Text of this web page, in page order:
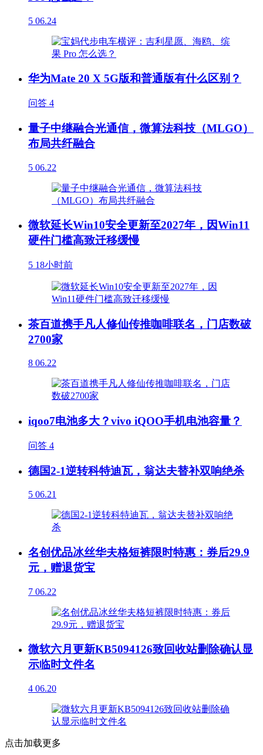
5 06.24
华为Mate 20 X 5G版和普通版有什么区别？
问答 4
量子中继融合光通信，微算法科技（MLGO）
布局共纤融合
5 06.22
微软延长Win10安全更新至2027年，因Win11
硬件门槛高致迁移缓慢
5 18小时前
茶百道携手凡人修仙传推咖啡联名，门店数破
2700家
8 06.22
iqoo7电池多大？vivo iQOO手机电池容量？
问答 4
德国2-1逆转科特迪瓦，翁达夫替补双响绝杀
5 06.21
名创优品冰丝华夫格短裤限时特惠：券后29.9
元，赠退货宝
7 06.22
微软六月更新KB5094126致回收站删除确认显
示临时文件名
4 06.20
点击加载更多